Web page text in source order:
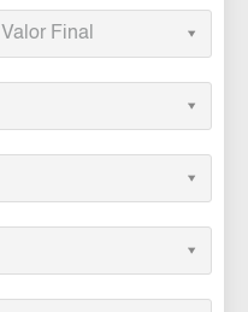
Valor Final